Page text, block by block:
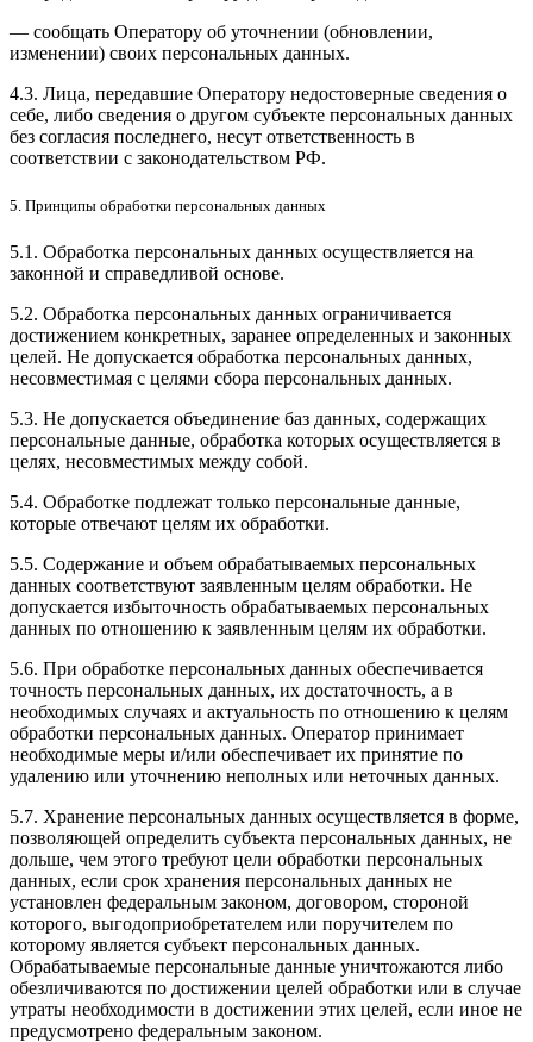
— сообщать Оператору об уточнении (обновлении,
изменении) своих персональных данных.
4.3. Лица, передавшие Оператору недостоверные сведения о
себе, либо сведения о другом субъекте персональных данных
без согласия последнего, несут ответственность в
соответствии с законодательством РФ.
5. Принципы обработки персональных данных
5.1. Обработка персональных данных осуществляется на
законной и справедливой основе.
5.2. Обработка персональных данных ограничивается
достижением конкретных, заранее определенных и законных
целей. Не допускается обработка персональных данных,
несовместимая с целями сбора персональных данных.
5.3. Не допускается объединение баз данных, содержащих
персональные данные, обработка которых осуществляется в
целях, несовместимых между собой.
5.4. Обработке подлежат только персональные данные,
которые отвечают целям их обработки.
5.5. Содержание и объем обрабатываемых персональных
данных соответствуют заявленным целям обработки. Не
допускается избыточность обрабатываемых персональных
данных по отношению к заявленным целям их обработки.
5.6. При обработке персональных данных обеспечивается
точность персональных данных, их достаточность, а в
необходимых случаях и актуальность по отношению к целям
обработки персональных данных. Оператор принимает
необходимые меры и/или обеспечивает их принятие по
удалению или уточнению неполных или неточных данных.
5.7. Хранение персональных данных осуществляется в форме,
позволяющей определить субъекта персональных данных, не
дольше, чем этого требуют цели обработки персональных
данных, если срок хранения персональных данных не
установлен федеральным законом, договором, стороной
которого, выгодоприобретателем или поручителем по
которому является субъект персональных данных.
Обрабатываемые персональные данные уничтожаются либо
обезличиваются по достижении целей обработки или в случае
утраты необходимости в достижении этих целей, если иное не
предусмотрено федеральным законом.